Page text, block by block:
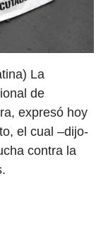
La
de
expresó hoy
el cual –dijo-
contra la